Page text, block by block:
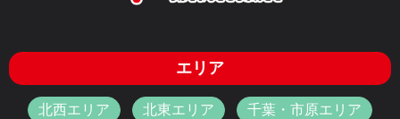
エリア
北西エリア 北東エリア 千葉・市原エリア